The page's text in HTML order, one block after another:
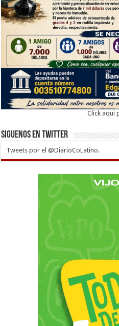
Click aqui
Siguenos en twitter
Tweets por el @DiarioCoLatino.